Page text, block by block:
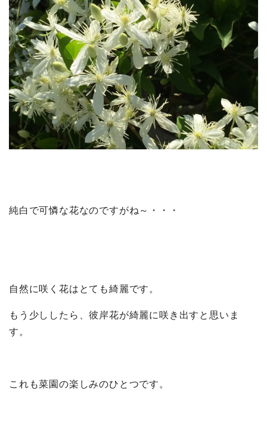
純白で可憐な花なのですがね～・・・
自然に咲く花はとても綺麗です。
もう少ししたら、彼岸花が綺麗に咲き出すと思いま
す。
これも菜園の楽しみのひとつです。